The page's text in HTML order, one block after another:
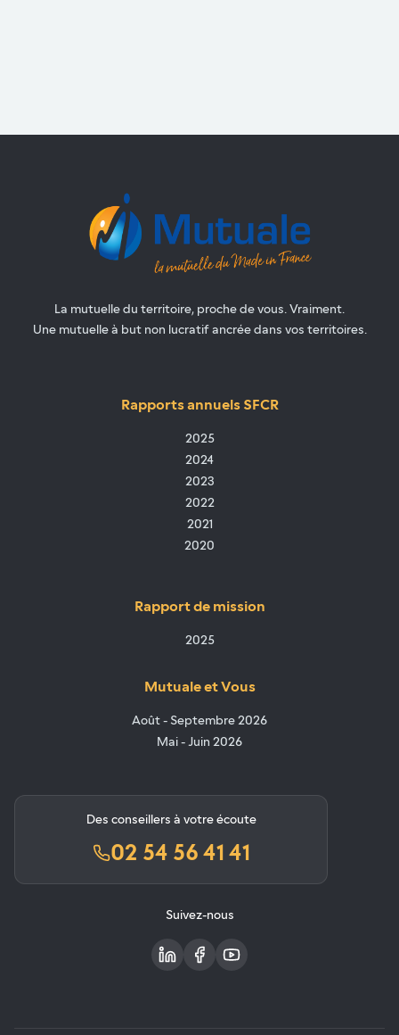
La mutuelle du territoire, proche de vous. Vraiment.
Une mutuelle à but non lucratif ancrée dans vos territoires.
Rapports annuels SFCR
2025
2024
2023
2022
2021
2020
Rapport de mission
2025
Mutuale et Vous
Août - Septembre 2026
Mai - Juin 2026
Des conseillers à votre écoute
02 54 56 41 41
Suivez-nous